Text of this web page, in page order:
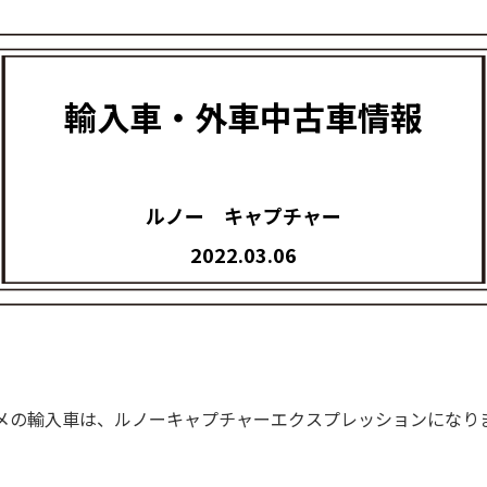
輸入車・外車中古車情報
ルノー キャプチャー
2022.03.06
輸入車は、 ルノーキャプチャーエクスプレッションになり